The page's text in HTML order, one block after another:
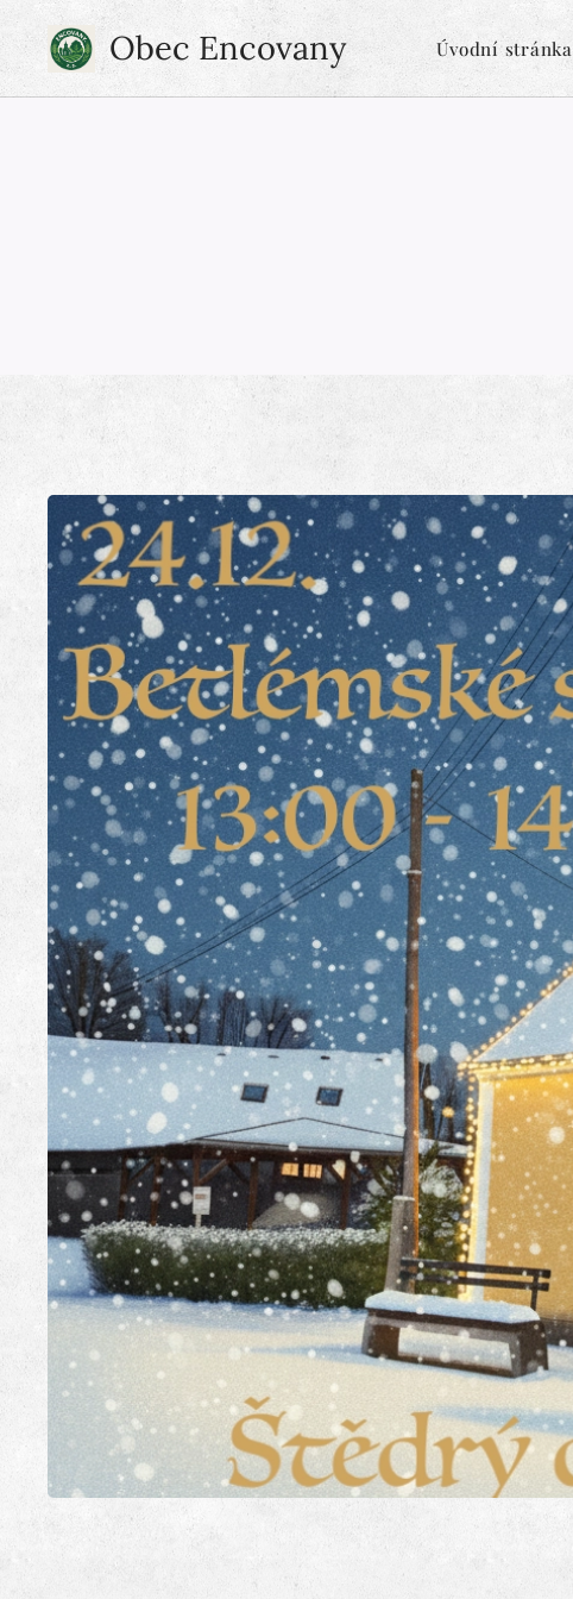
Obec Encovany Úvodní stránka